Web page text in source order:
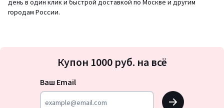
день в один клик и быстрой доставкой по Москве и другим
городам России.
на
Купон 1000 руб. на всё
Ваш Email
OK